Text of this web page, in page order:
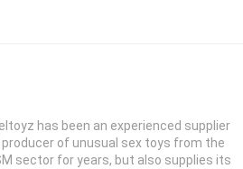
has been an experienced supplier
producer of unusual sex toys from the
sector for years, but also supplies its